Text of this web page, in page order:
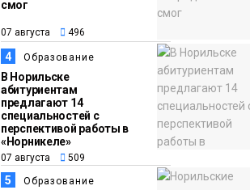
13:59
07 августа
Новости
«Домик Хоббитов» и
«Самолёт в облаках»
появятся в Кайеркане
смог
07 августа 496
4 Образование
В Норильске
абитуриентам
предлагают 14
специальностей с
перспективой работы в
«Норникеле»
07 августа 509
5 Образование